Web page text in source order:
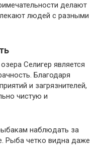
делают
людей с разными
Селигер является
Благодаря
и загрязнителей,
чистую и
наблюдать за
Рыба четко видна даже